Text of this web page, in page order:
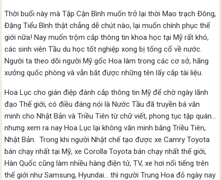
Thời buổi này mà Tập Cận Bình muốn trở lại thời Mao trạch Đông,
Đặng Tiểu Bình thật chẳng dễ chút nào, lại muốn chính phục thế
giới nữa! Nay muốn trộm cắp thông tin khoa học tại Mỹ rất khó,
các sinh viên Tầu du học tốt nghiệp xong bị tống cổ về nước.
Người ta theo dõi người Mỹ gốc Hoa làm trong các cơ sở, hãng
xưởng quốc phòng và vẫn bắt được những tên lấy cắp tài liệu.
Hoa Lục cho gián điệp đánh cắp thông tin Mỹ để chờ ngày lãnh
đạo Thế giới, có điều đáng nói là Nước Tầu đã truyền bá văn
minh cho Nhật Bản và Triều Tiên từ chữ viết, phong tục tập quán…
nhưng xem ra nay Hoa Lục lại không văn minh bằng Triều Tiên,
Nhật Bản. Trong khi người Nhật chế tạo được xe Camry Toyota
bán chạy nhất tại Mỹ, xe Corolla Toyota bán chạy nhất thế giới,
Hàn Quốc cũng làm nhiều hàng điện tử, TV, xe hơi nổi tiếng trên
thế giới như Samsung, Hyundai… thì người Trung Hoa đỏ ngày nay